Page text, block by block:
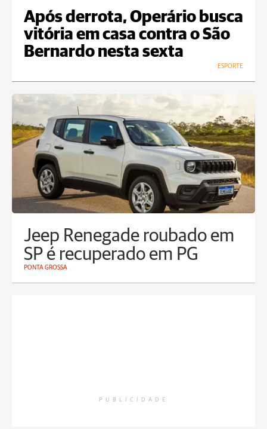
Após derrota, Operário busca
vitória em casa contra o São
Bernardo nesta sexta
ESPORTE
Jeep Renegade roubado em
SP é recuperado em PG
PONTA GROSSA
PUBLICIDADE